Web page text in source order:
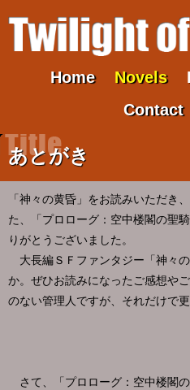
Home Novels
Contact
あとがき
「神々の黄昏」をお読みいただき
た、「プロローグ：空中楼閣の聖
りがとうございました。
大長編ＳＦファンタジー「神々
か。ぜひお読みになったご感想や
のない管理人ですが、それだけで
さて、「プロローグ：空中楼閣